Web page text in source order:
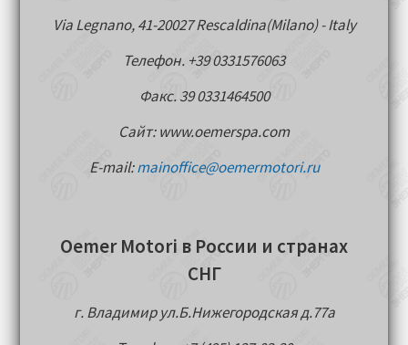
Via Legnano, 41-20027 Rescaldina(Milano) - Italy
Телефон. +39 0331576063
Факс. 39 0331464500
Сайт: www.oemerspa.com
E-mail:mainoffice@oemermotori.ru
Oemer Motori в России и странах
СНГ
г. Владимир ул.Б.Нижегородская д.77a